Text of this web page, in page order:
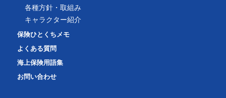
各種方針・取組み
キャラクター紹介
保険ひとくちメモ
よくある質問
海上保険用語集
お問い合わせ